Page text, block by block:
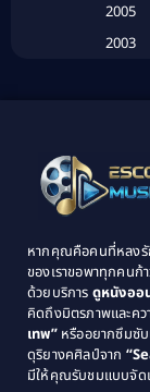
2005
2003
1995
1993
1989
1987
1985
1983
หากคุณคือคนที่หลงรั
ของเราขอพาทุกคนก้
ด้วยบริการ ดูหนังออ
คิดถึงมิตรภาพและค
เทพ”หรืออยากซึมซับ
ดุริยางคศิลป์จาก
มีให้คุณรับชมแบบจัด